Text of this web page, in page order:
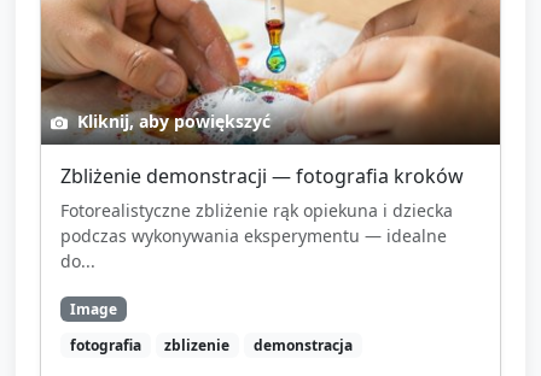
Kliknij, aby powiększyć
Zbliżenie demonstracji — fotografia kroków
Fotorealistyczne zbliżenie rąk opiekuna i dziecka
podczas wykonywania eksperymentu — idealne
do...
Image
fotografia
zblizenie demonstracja